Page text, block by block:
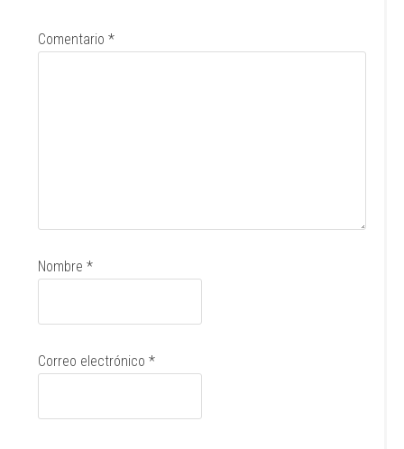
Comentario*
Nombre*
Correo electrónico*